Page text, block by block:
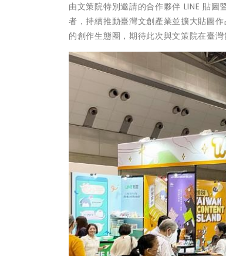
由文策院特別邀請的合作夥伴 LINE 貼
者，持續推動臺灣文創產業並擴大貼圖
的創作生態圈，期待此次與文策院在臺